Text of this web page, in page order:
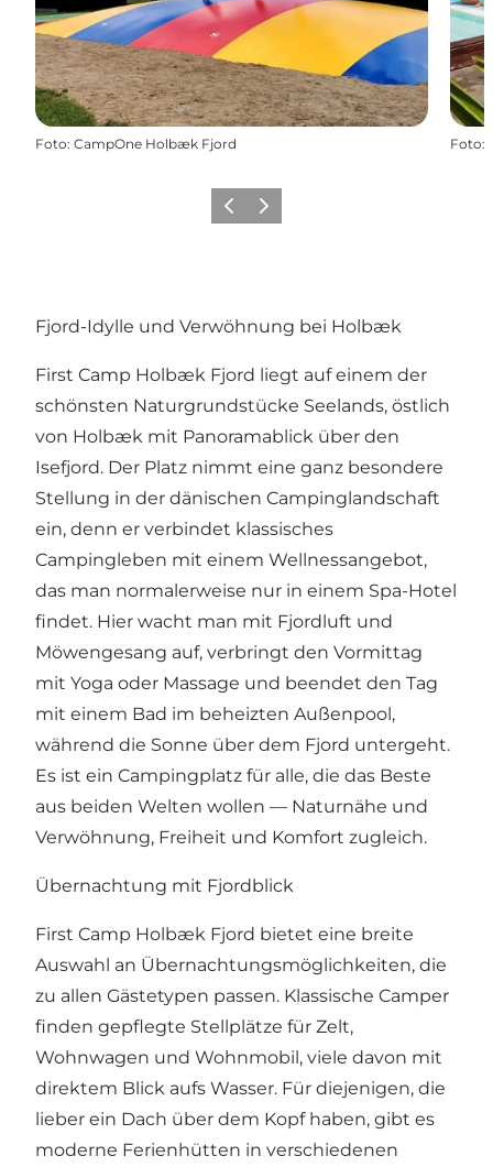
Foto: CampOne Holbæk Fjord Foto:
ZurückWeiter
Fjord-Idylle und Verwöhnung bei Holbæk
First Camp Holbæk Fjord liegt auf einem der
schönsten Naturgrundstücke Seelands, östlich
von Holbæk mit Panoramablick über den
Isefjord. Der Platz nimmt eine ganz besondere
Stellung in der dänischen Campinglandschaft
ein, denn er verbindet klassisches
Campingleben mit einem Wellnessangebot,
das man normalerweise nur in einem Spa-Hotel
findet. Hier wacht man mit Fjordluft und
Möwengesang auf, verbringt den Vormittag
mit Yoga oder Massage und beendet den Tag
mit einem Bad im beheizten Außenpool,
während die Sonne über dem Fjord untergeht.
Es ist ein Campingplatz für alle, die das Beste
aus beiden Welten wollen — Naturnähe und
Verwöhnung, Freiheit und Komfort zugleich.
Übernachtung mit Fjordblick
First Camp Holbæk Fjord bietet eine breite
Auswahl an Übernachtungsmöglichkeiten, die
zu allen Gästetypen passen. Klassische Camper
finden gepflegte Stellplätze für Zelt,
Wohnwagen und Wohnmobil, viele davon mit
direktem Blick aufs Wasser. Für diejenigen, die
lieber ein Dach über dem Kopf haben, gibt es
moderne Ferienhütten in verschiedenen